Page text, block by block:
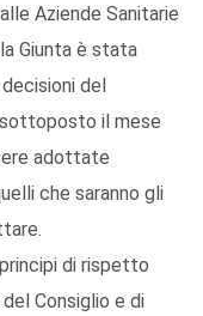
Aziende Sanitarie
Giunta è stata
del
sottoposto il mese
adottate
che saranno gli
di rispetto
Consiglio e di